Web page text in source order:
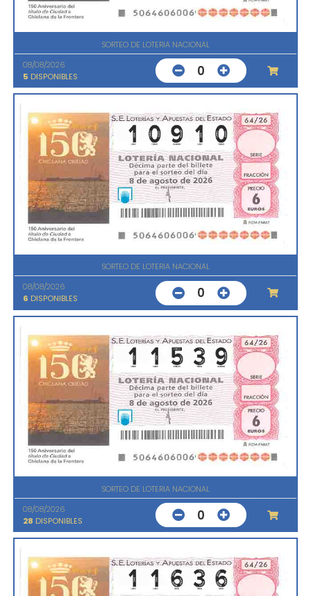
SORTEO DE LOTERIA NACIONAL
08/08/2026
5 DISPONIBLES 0
SORTEO DE LOTERIA NACIONAL
08/08/2026
6 DISPONIBLES 0
SORTEO DE LOTERIA NACIONAL
08/08/2026
28 DISPONIBLES 0